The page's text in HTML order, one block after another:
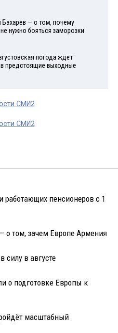
Бахарев — о том, почему
нужно бояться заморозки
погода ждет
предстоящие выходные
СМИ2
СМИ2
работающих пенсионеров с 1
о том, зачем Европе Армения
силу в августе
о подготовке Европы к
масштабный